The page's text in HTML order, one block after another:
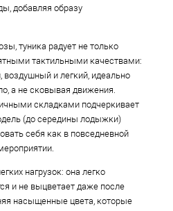
добавляя образу
туника радует не только
тактильными качествами:
воздушный и легкий, идеально
а не сковывая движения.
складками подчеркивает
(до середины лодыжки)
себя как в повседневной
нагрузок: она легко
и не выцветает даже после
насыщенные цвета, которые